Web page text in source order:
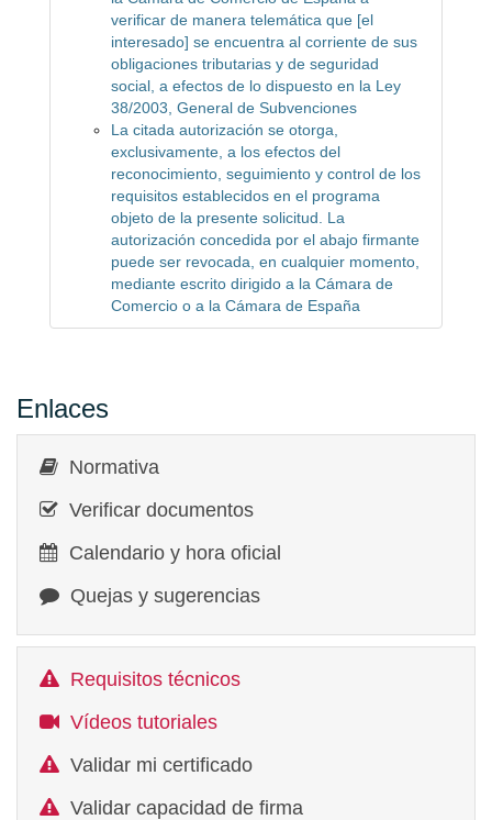
verificar de manera telemática que [el
interesado] se encuentra al corriente de sus
obligaciones tributarias y de seguridad
social, a efectos de lo dispuesto en la Ley
38/2003, General de Subvenciones
La citada autorización se otorga,
exclusivamente, a los efectos del
reconocimiento, seguimiento y control de los
requisitos establecidos en el programa
objeto de la presente solicitud. La
autorización concedida por el abajo firmante
puede ser revocada, en cualquier momento,
mediante escrito dirigido a la Cámara de
Comercio o a la Cámara de España
Enlaces
Normativa
Verificar documentos
Calendario y hora oficial
Quejas y sugerencias
Requisitos técnicos
Vídeos tutoriales
Validar mi certificado
Validar capacidad de firma